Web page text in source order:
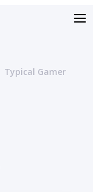
Typical Gamer